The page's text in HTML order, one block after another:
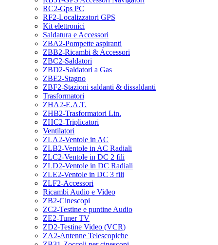
RC2-Gps PC
RF2-Localizzatori GPS
Kit elettronici
Saldatura e Accessori
ZBA2-Pompette aspiranti
ZBB2-Ricambi & Accessori
ZBC2-Saldatori
ZBD2-Saldatori a Gas
ZBE2-Stagno
ZBF2-Stazioni saldanti & dissaldanti
Trasformatori
ZHA2-E.A.T.
ZHB2-Trasformatori Lin.
ZHC2-Triplicatori
Ventilatori
ZLA2-Ventole in AC
ZLB2-Ventole in AC Radiali
ZLC2-Ventole in DC 2 fili
ZLD2-Ventole in DC Radiali
ZLE2-Ventole in DC 3 fili
ZLF2-Accessori
Ricambi Audio e Video
ZB2-Cinescopi
ZC2-Testine e puntine Audio
ZE2-Tuner TV
ZD2-Testine Video (VCR)
ZA2-Antenne Telescopiche